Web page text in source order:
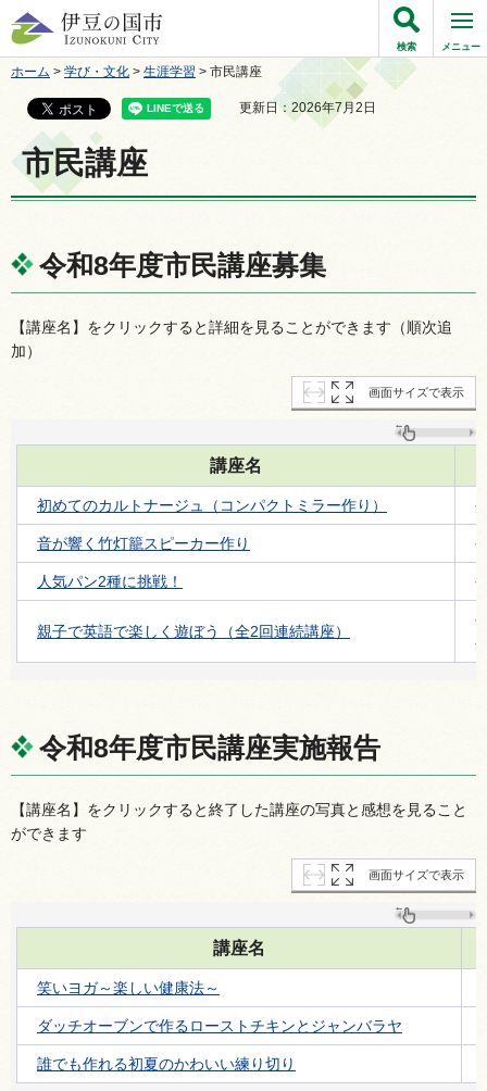
伊豆の国市
検索 メニュー
ホーム > 学び・文化 > 生涯学習 > 市民講座
更新日：2026年7月2日
市民講座
令和8年度市民講座募集
【講座名】をクリックすると詳細を見ることができます（順次追
加）
画面サイズで表示
講座名
初めてのカルトナージュ（コンパクトミラー作り）
音が響く竹灯籠スピーカー作り
人気パン2種に挑戦！
親子で英語で楽しく遊ぼう（全2回連続講座）
令和8年度市民講座実施報告
【講座名】をクリックすると終了した講座の写真と感想を見ること
ができます
画面サイズで表示
講座名
笑いヨガ～楽しい健康法～
ダッチオーブンで作るローストチキンとジャンバラヤ
誰でも作れる初夏のかわいい練り切り